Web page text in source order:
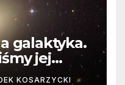
galaktyka.
jej
KOSARZYCKI